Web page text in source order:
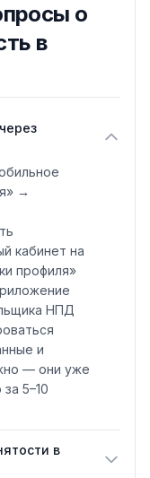
о
в
→
кабинет на
профиля»
НПД
и
— они уже
5–10
в